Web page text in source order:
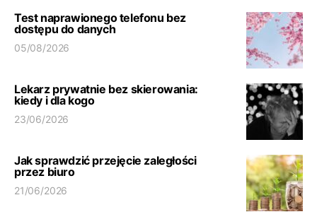
Test naprawionego telefonu bez
dostępu do danych
05/08/2026
Lekarz prywatnie bez skierowania:
kiedy i dla kogo
23/06/2026
Jak sprawdzić przejęcie zaległości
przez biuro
21/06/2026